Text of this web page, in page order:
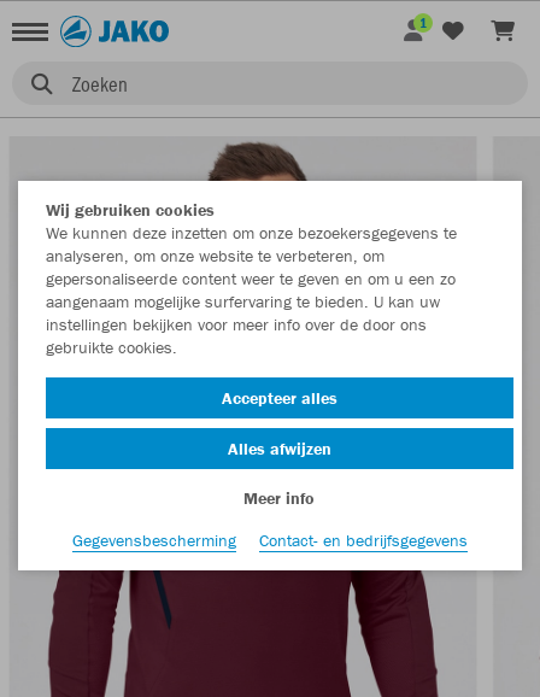
Zoeken
1
Wij gebruiken cookies
We kunnen deze inzetten om onze bezoekersgegevens te
analyseren, om onze website te verbeteren, om
gepersonaliseerde content weer te geven en om u een zo
aangenaam mogelijke surfervaring te bieden. U kan uw
instellingen bekijken voor meer info over de door ons
gebruikte cookies.
Accepteer alles
Alles afwijzen
Meer info
Gegevensbescherming
Contact- en bedrijfsgegevens